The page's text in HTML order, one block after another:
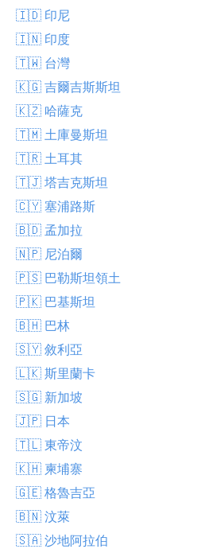
🇮🇩 印尼
🇮🇳 印度
🇹🇼 台灣
🇰🇬 吉爾吉斯斯坦
🇰🇿 哈薩克
🇹🇲 土庫曼斯坦
🇹🇷 土耳其
🇹🇯 塔吉克斯坦
🇨🇾 塞浦路斯
🇧🇩 孟加拉
🇳🇵 尼泊爾
🇵🇸 巴勒斯坦領土
🇵🇰 巴基斯坦
🇧🇭 巴林
🇸🇾 敘利亞
🇱🇰 斯里蘭卡
🇸🇬 新加坡
🇯🇵 日本
🇹🇱 東帝汶
🇰🇭 柬埔寨
🇬🇪 格魯吉亞
🇧🇳 汶萊
🇸🇦 沙地阿拉伯